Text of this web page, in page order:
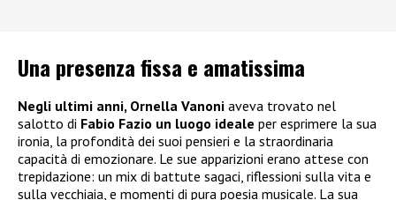
Una presenza fissa e amatissima
Negli ultimi anni, Ornella Vanoni aveva trovato nel
salotto di Fabio Fazio un luogo ideale per esprimere la sua
ironia, la profondità dei suoi pensieri e la straordinaria
capacità di emozionare. Le sue apparizioni erano attese con
trepidazione: un mix di battute sagaci, riflessioni sulla vita e
sulla vecchiaia, e momenti di pura poesia musicale. La sua